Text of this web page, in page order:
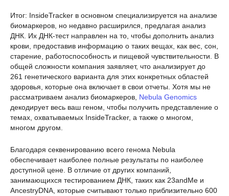
Итог: InsideTracker в основном специализируется на анализе
биомаркеров, но недавно расширился, предлагая анализ
ДНК. Их ДНК-тест направлен на то, чтобы дополнить анализ
крови, предоставив информацию о таких вещах, как вес, сон,
старение, работоспособность и пищевой чувствительности. В
общей сложности компания заявляет, что анализирует до
261 генетического варианта для этих конкретных областей
здоровья, которые она включает в свои отчеты. Хотя мы не
рассматриваем анализ биомаркеров, Nebula Genomics
декодирует весь ваш геном, чтобы получить представление о
темах, охватываемых InsideTracker, а также о многом,
многом другом.
Благодаря секвенированию всего генома Nebula
обеспечивает наиболее полные результаты по наиболее
доступной цене. В отличие от других компаний,
занимающихся тестированием ДНК, таких как 23andMe и
AncestryDNA, которые считывают только приблизительно 600